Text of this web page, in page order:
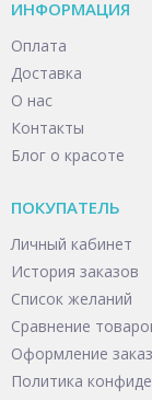
ИНФОРМАЦИЯ
Оплата
Доставка
О нас
Контакты
Блог о красоте
ПОКУПАТЕЛЬ
Личный кабинет
История заказов
Список желаний
Сравнение
Оформление
Политика